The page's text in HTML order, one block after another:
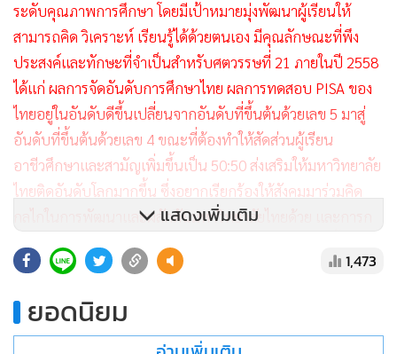
ระดับคุณภาพการศึกษา โดยมีเป้าหมายมุ่งพัฒนาผู้เรียนให้
สามารถคิด วิเคราะห์ เรียนรู้ได้ด้วยตนเอง มีคุณลักษณะที่พึง
ประสงค์และทักษะที่จำเป็นสำหรับศตวรรษที่ 21 ภายในปี 2558
ได้แก่ ผลการจัดอันดับการศึกษาไทย ผลการทดสอบ PISA ของ
ไทยอยู่ในอันดับดีขึ้นเปลี่ยนจากอันดับที่ขึ้นต้นด้วยเลข 5 มาสู่
อันดับที่ขึ้นต้นด้วยเลข 4 ขณะที่ต้องทำให้สัดส่วนผู้เรียน
อาชีวศึกษาและสามัญเพิ่มขึ้นเป็น 50:50 ส่งเสริมให้มหาวิทยาลัย
ไทยติดอันดับโลกมากขึ้น ซึ่งอยากเรียกร้องให้สังคมมาร่วมคิด
กลไกในการพัฒนาและผลักดันมหาวิทยาลัยไทยด้วย และการก
ระจายโอกาสและเพิ่มความเสมอภาคทางการศึกษามากขึ้น
พร้อมกับเน้นการส่งเสริมให้ภาคเอกชนที่มีศักยภาพเข้ามามีส่วน
นายจาตุรนต์ กล่าวต่ออีกว่า สำหรับนโยบายที่ต้องเร่งรัดดำเนิน
แสดงเพิ่มเติม
1,473
ยอดนิยม